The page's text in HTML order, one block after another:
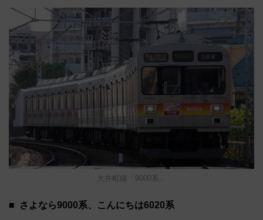
大井町線「9000系」
さよなら9000系、こんにちは6020系